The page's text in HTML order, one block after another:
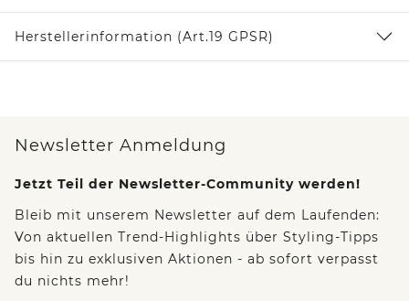
Herstellerinformation (Art.19 GPSR)
Newsletter Anmeldung
Jetzt Teil der Newsletter-Community werden!
Bleib mit unserem Newsletter auf dem Laufenden:
Von aktuellen Trend-Highlights über Styling-Tipps
bis hin zu exklusiven Aktionen - ab sofort verpasst
du nichts mehr!